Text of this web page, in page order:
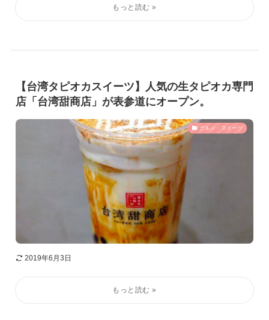
【台湾タピオカスイーツ】人気の生タピオカ専門
店「台湾甜商店」が表参道にオープン。
グルメ・スイーツ
2019年6月3日